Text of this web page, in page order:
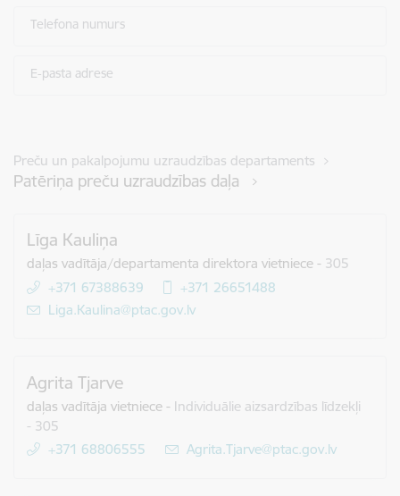
Telefona numurs
E-pasta adrese
Preču un pakalpojumu uzraudzības departaments
Patēriņa preču uzraudzības daļa
Līga Kauliņa
daļas vadītāja/departamenta direktora vietniece - 305
+371 67388639
+371 26651488
E-pasts:
Liga.Kaulina@ptac.gov.lv
Agrita Tjarve
daļas vadītāja vietniece - Individuālie aizsardzības līdzekļi
- 305
+371 68806555
E-pasts:
Agrita.Tjarve@ptac.gov.lv